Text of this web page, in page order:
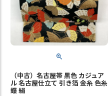
（中古）名古屋帯 黒色 カジュア
ル 名古屋仕立て 引き箔 金糸 色糸
蝶 絹